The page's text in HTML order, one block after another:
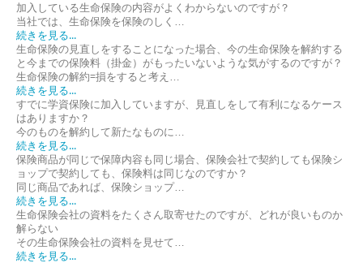
加入している生命保険の内容がよくわからないのですが？
当社では、生命保険を保険のしく…
続きを見る...
生命保険の見直しをすることになった場合、今の生命保険を解約する
と今までの保険料（掛金）がもったいないような気がするのですが？
生命保険の解約=損をすると考え…
続きを見る...
すでに学資保険に加入していますが、見直しをして有利になるケース
はありますか？
今のものを解約して新たなものに…
続きを見る...
保険商品が同じで保障内容も同じ場合、保険会社で契約しても保険シ
ョップで契約しても、保険料は同じなのですか？
同じ商品であれば、保険ショップ…
続きを見る...
生命保険会社の資料をたくさん取寄せたのですが、どれが良いものか
解らない
その生命保険会社の資料を見せて…
続きを見る...